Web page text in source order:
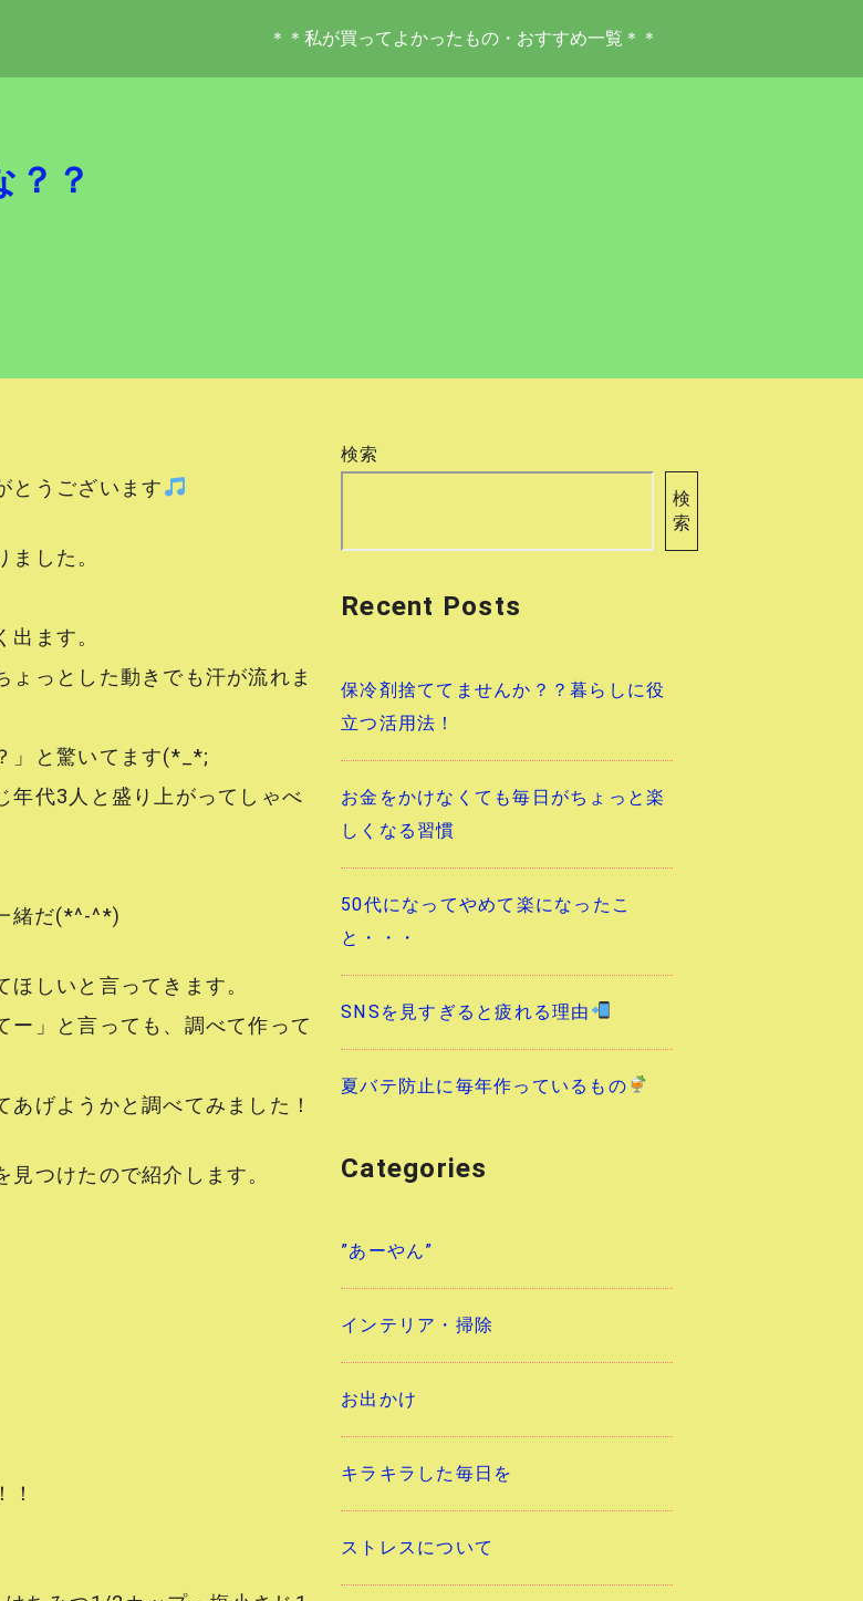
＊＊私が買ってよかったもの・おすすめ一覧＊＊
？？
とうございます
した。
ます。
っとした動きでも汗が流れま
」と驚いてます(*_*;
年代3人と盛り上がってしゃべ
緒だ(*^-^*)
ほしいと言ってきます。
ー」と言っても、調べて作って
げようかと調べてみました！
つけたので紹介します。
検索
検
索
Recent Posts
保冷剤捨ててませんか？？暮らしに役
立つ活用法！
お金をかけなくても毎日がちょっと楽
しくなる習慣
50代になってやめて楽になったこ
と・・・
SNSを見すぎると疲れる理由
夏バテ防止に毎年作っているもの
Categories
”あーやん”
インテリア・掃除
お出かけ
キラキラした毎日を
ストレスについて